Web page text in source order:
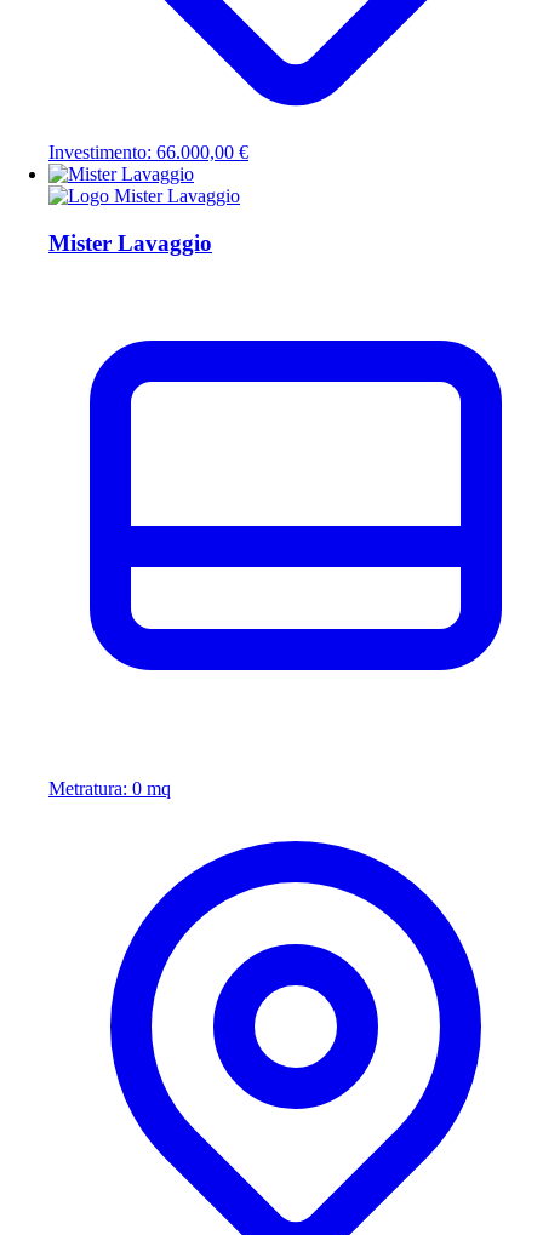
Investimento: 66.000,00 €
Mister Lavaggio
Metratura: 0 mq